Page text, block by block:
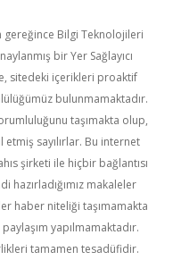
gereğince Bilgi Teknolojileri
bir Yer Sağlayıcı
sitedeki içerikleri proaktif
bulunmamaktadır.
taşımakta olup,
sayılırlar. Bu internet
şirketi ile hiçbir bağlantısı
hazırladığımız makaleler
haber niteliği taşımamakta
yapılmamaktadır.
tamamen tesadüfidir.